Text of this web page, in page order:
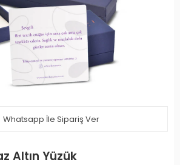
Whatsapp İle Sipariş Ver
Altın Yüzük